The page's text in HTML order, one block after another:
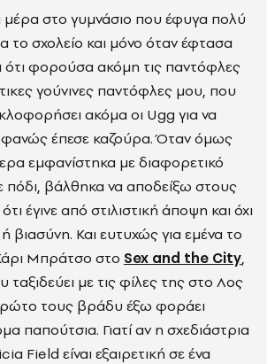
μέρα στο γυμνάσιο που έφυγα πολύ
το σχολείο και μόνο όταν έφτασα
ότι φορούσα ακόμη τις παντόφλες
γούνινες παντόφλες μου, που
ακόμα οι Ugg για να
έπεσε καζούρα. Όταν όμως
εμφανίστηκα με διαφορετικό
πόδι, βάλθηκα να αποδείξω στους
έγινε από στιλιστική άποψη και όχι
Και ευτυχώς για εμένα το
Μπράτσο στο Sex and the City,
ταξιδεύει με τις φίλες της στο Λος
τους βράδυ έξω φοράει
παπούτσια. Γιατί αν η σχεδιάστρια
Field είναι εξαιρετική σε ένα